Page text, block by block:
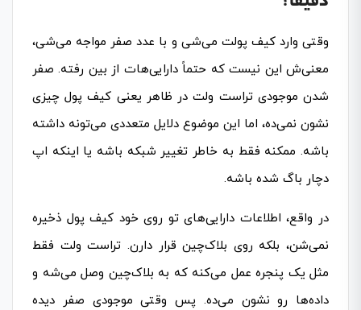
وقتی وارد کیف پولت می‌شی و با عدد صفر مواجه می‌شی،
معنی‌ش این نیست که حتماً دارایی‌هات از بین رفته. صفر
شدن موجودی تراست ولت در ظاهر یعنی کیف پول چیزی
نشون نمی‌ده، اما این موضوع دلایل متعددی می‌تونه داشته
باشه. ممکنه فقط به خاطر تغییر شبکه باشه یا اینکه اپ
دچار باگ شده باشه.
در واقع، اطلاعات دارایی‌های تو روی خود کیف پول ذخیره
نمی‌شن، بلکه روی بلاک‌چین قرار دارن. تراست ولت فقط
مثل یک پنجره عمل می‌کنه که به بلاک‌چین وصل می‌شه و
داده‌ها رو نشون می‌ده. پس وقتی موجودی صفر دیده